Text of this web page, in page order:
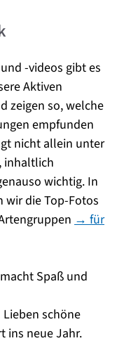
-videos gibt es
Aktiven
zeigen so, welche
empfunden
nicht allein unter
inhaltlich
wichtig. In
wir die Top-Fotos
→ für
Spaß und
schöne
ins neue Jahr.